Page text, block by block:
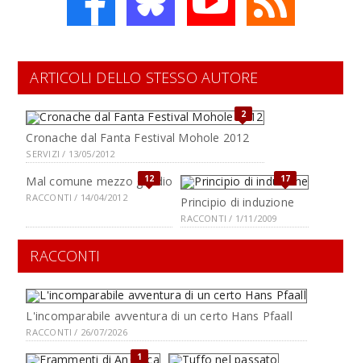
ARTICOLI DELLO STESSO AUTORE
2
Cronache dal Fanta Festival Mohole 2012
SERVIZI / 13/05/2012
12
Mal comune mezzo gaudio
RACCONTI / 14/04/2012
17
Principio di induzione
RACCONTI / 1/11/2009
RACCONTI
L'incomparabile avventura di un certo Hans Pfaall
RACCONTI / 26/07/2026
1